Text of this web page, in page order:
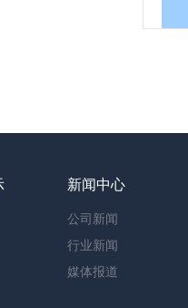
新闻中心
公司新闻
行业新闻
媒体报道